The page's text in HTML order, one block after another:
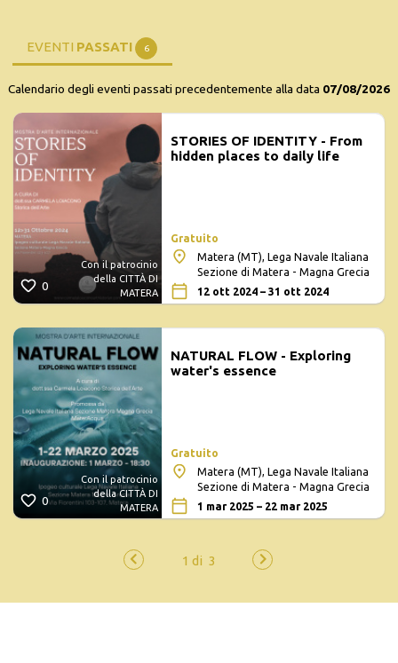
EVENTI PASSATI 6
Calendario degli eventi passati precedentemente alla data 07/08/2026
0
Con il patrocinio
della CITTÀ DI
MATERA
STORIES OF IDENTITY - From
hidden places to daily life
Gratuito
Matera (MT), Lega Navale Italiana
Sezione di Matera - Magna Grecia
12 ott 2024 – 31 ott 2024
0
Con il patrocinio
della CITTÀ DI
MATERA
NATURAL FLOW - Exploring
water's essence
Gratuito
Matera (MT), Lega Navale Italiana
Sezione di Matera - Magna Grecia
1 mar 2025 – 22 mar 2025